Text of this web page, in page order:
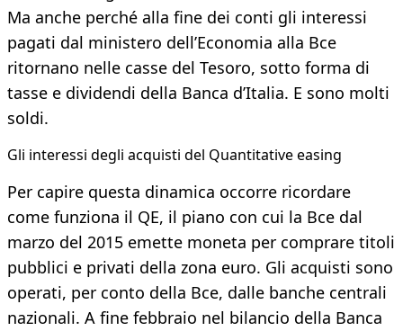
Ma anche perché alla fine dei conti gli interessi
pagati dal ministero dell’Economia alla Bce
ritornano nelle casse del Tesoro, sotto forma di
tasse e dividendi della Banca d’Italia. E sono molti
soldi.
Gli interessi degli acquisti del Quantitative easing
Per capire questa dinamica occorre ricordare
come funziona il QE, il piano con cui la Bce dal
marzo del 2015 emette moneta per comprare titoli
pubblici e privati della zona euro. Gli acquisti sono
operati, per conto della Bce, dalle banche centrali
nazionali. A fine febbraio nel bilancio della Banca